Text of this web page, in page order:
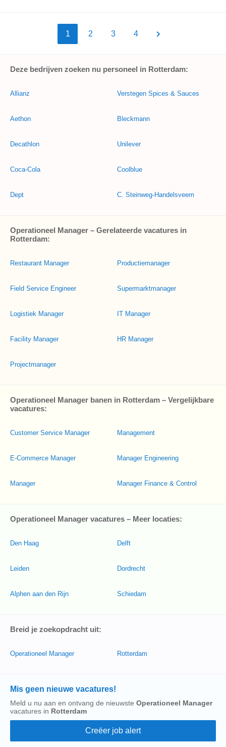
1 2 3 4
Deze bedrijven zoeken nu personeel in Rotterdam:
Allianz
Aethon
Decathlon
Coca-Cola
Dept
Verstegen Spices & Sauces
Bleckmann
Unilever
Coolblue
C. Steinweg-Handelsveem
Operationeel Manager – Gerelateerde vacatures in
Rotterdam:
Restaurant Manager
Field Service Engineer
Logistiek Manager
Facility Manager
Projectmanager
Productiemanager
Supermarktmanager
IT Manager
HR Manager
Operationeel Manager banen in Rotterdam – Vergelijkbare
vacatures:
Customer Service Manager
E-Commerce Manager
Manager
Management
Manager Engineering
Manager Finance & Control
Operationeel Manager vacatures – Meer locaties:
Den Haag
Leiden
Alphen aan den Rijn
Delft
Dordrecht
Schiedam
Breid je zoekopdracht uit:
Operationeel Manager Rotterdam
Mis geen nieuwe vacatures!
Meld u nu aan en ontvang de nieuwste Operationeel Manager
vacatures in Rotterdam